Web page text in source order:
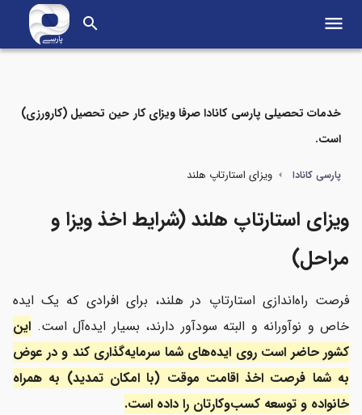
search menu
مواردی که در این مطلب می‌خوانید
شرایط اخذ ویزا استارت آپ هلند چیست؟
ویژگی‌های ایده یا محصول نوآورانه برای اخذ ویزای استارتاپ هلند
شرایط ارائه تمکن مالی برای اخذ ویزای استارتاپ هلند
تسهیلگر کیست و چه ویژگی‌هایی باید داشته باشد؟
مراحل اخذ ویزای استارتاپ هلند
خدمات تحصیلی پارسی کانادا صرفا ویزای کار حین تحصیل (کارورزی)
است.
پارسی کانادا ویزای استارتاپ هلند
ویزای استارتاپ هلند (شرایط اخذ ویزا و
مراحل)
فرصت راه‌اندازی استارتاپ در هلند، برای افرادی که یک ایده
خاص و نوآورانه و البته سودآور دارند، بسیار ایده‌آل است. این
کشور حاضر است روی ایده‌های شما سرمایه‌گذاری کند و در عوض
به شما فرصت اخذ اقامت موقت (با امکان تمدید) به همراه
خانواده و توسعه کسب‌وکارتان را داده است.